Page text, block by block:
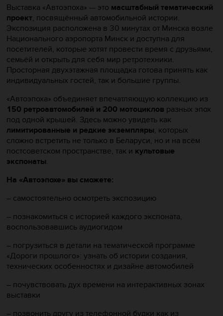
Выставка «Автоэпоха» — это масштабный тематический
проект, посвящённый автомобильной истории.
Экспозиция расположена в 30 минутах от Минска возле
Национального аэропорта Минск и доступна для
посетителей, которые хотят провести время с друзьями,
семьёй и открыть для себя мир ретротехники.
Просторная двухэтажная площадка готова принять как
индивидуальных гостей, так и большие группы.
«Автоэпоха» объединяет впечатляющую коллекцию из
150 ретроавтомобилей и 200 мотоциклов разных эпох
под одной крышей. Здесь можно увидеть как
лимитированные и редкие экземпляры, которых
сложно встретить не только в Беларуси, но и на всём
постсоветском пространстве, так и культовые
экспонаты.
На «Автоэпохе» вы сможете:
– самостоятельно осмотреть экспозицию
– познакомиться с историей каждого экспоната,
воспользовавшись аудиогидом
– погрузиться в детали на тематической программе
«Дороги прошлого»: узнать об истории создания,
технических особенностях и дизайне автомобилей
– почувствовать дух времени на интерактивных зонах
выставки
– позвонить другу из телефонной будки как из